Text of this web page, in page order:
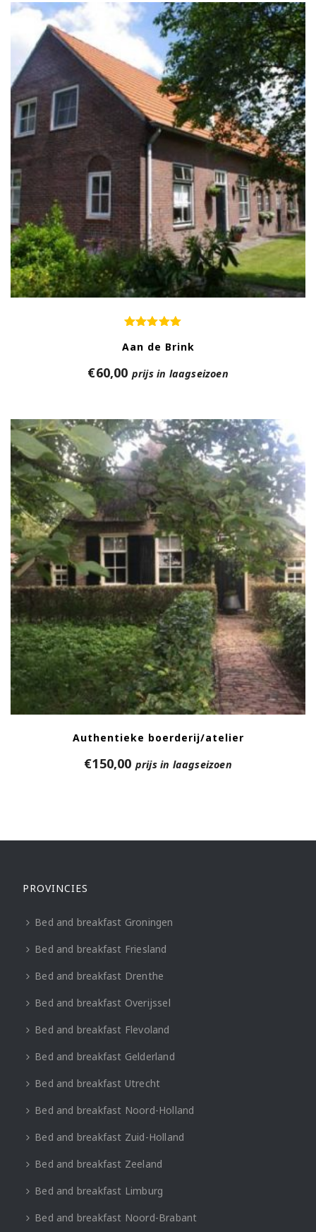
Aan de Brink
€60,00 prijs in laagseizoen
Authentieke boerderij/atelier
€150,00 prijs in laagseizoen
PROVINCIES
Bed and breakfast Groningen
Bed and breakfast Friesland
Bed and breakfast Drenthe
Bed and breakfast Overijssel
Bed and breakfast Flevoland
Bed and breakfast Gelderland
Bed and breakfast Utrecht
Bed and breakfast Noord-Holland
Bed and breakfast Zuid-Holland
Bed and breakfast Zeeland
Bed and breakfast Limburg
Bed and breakfast Noord-Brabant